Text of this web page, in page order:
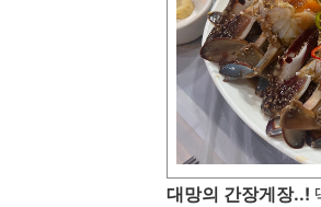
대망의 간장게장..!